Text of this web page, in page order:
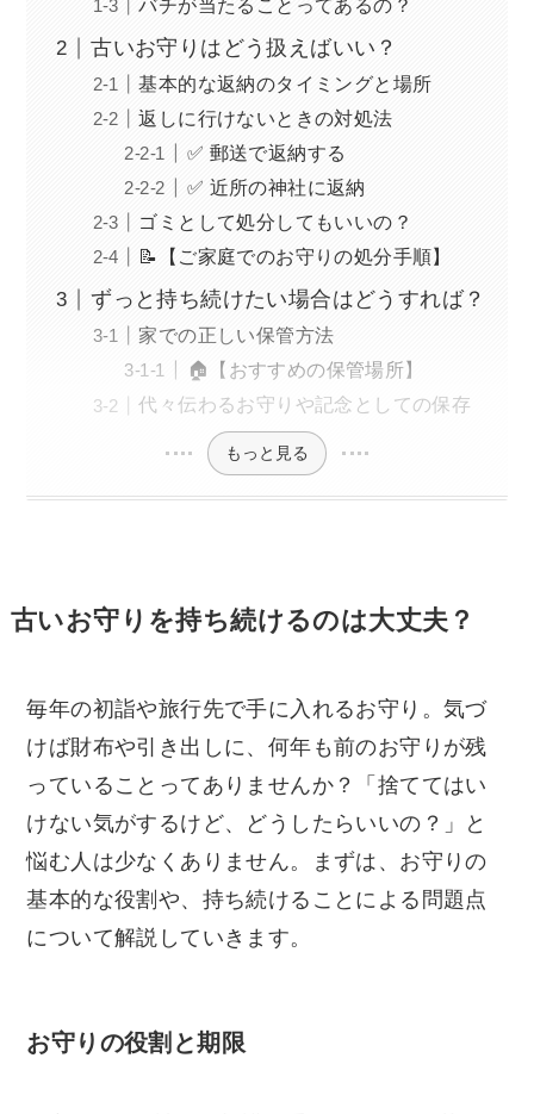
バチが当たることってあるの？
古いお守りはどう扱えばいい？
基本的な返納のタイミングと場所
返しに行けないときの対処法
✅ 郵送で返納する
✅ 近所の神社に返納
ゴミとして処分してもいいの？
📝【ご家庭でのお守りの処分手順】
ずっと持ち続けたい場合はどうすれば？
家での正しい保管方法
🏠【おすすめの保管場所】
代々伝わるお守りや記念としての保存
もっと見る
古いお守りを持ち続けるのは大丈夫？
毎年の初詣や旅行先で手に入れるお守り。気づ
けば財布や引き出しに、何年も前のお守りが残
っていることってありませんか？「捨ててはい
けない気がするけど、どうしたらいいの？」と
悩む人は少なくありません。まずは、お守りの
基本的な役割や、持ち続けることによる問題点
について解説していきます。
お守りの役割と期限